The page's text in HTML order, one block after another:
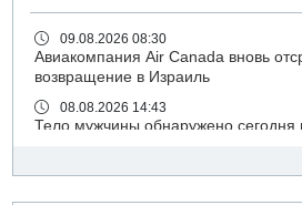
09.08.2026 08:30
Авиакомпания Air Canada вновь
возвращение в Израиль
08.08.2026 14:43
Тело мужчины обнаружено сегодня
08.08.2026 11:02